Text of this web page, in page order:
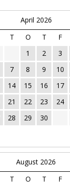
April 2026
T O T F
1 2 3
7 8 9 10
14 15 16 17
21 22 23 24
28 29 30
August 2026
T O T F